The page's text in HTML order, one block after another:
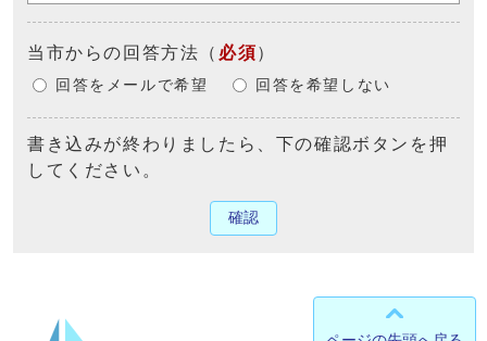
当市からの回答方法 （ 必須）
回答をメールで希望 回答を希望しない
書き込みが終わりましたら、下の確認ボタンを押
してください。
確認